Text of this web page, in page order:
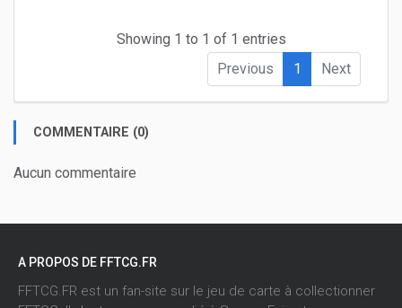
Showing 1 to 1 of 1 entries
Previous
1 Next
COMMENTAIRE (0)
Aucun commentaire
A PROPOS DE FFTCG.FR
FFTCG.FR est un fan-site sur le jeu de carte à collectionner